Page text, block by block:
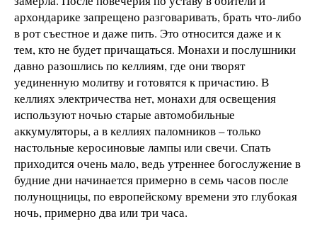
архондарике запрещено разговаривать, брать что-либо
в рот съестное и даже пить. Это относится даже и к
тем, кто не будет причащаться. Монахи и послушники
давно разошлись по келлиям, где они творят
уединенную молитву и готовятся к причастию. В
келлиях электричества нет, монахи для освещения
используют ночью старые автомобильные
аккумуляторы, а в келлиях паломников – только
настольные керосиновые лампы или свечи. Спать
приходится очень мало, ведь утреннее богослужение в
будние дни начинается примерно в семь часов после
полунощницы, по европейскому времени это глубокая
ночь, примерно два или три часа.